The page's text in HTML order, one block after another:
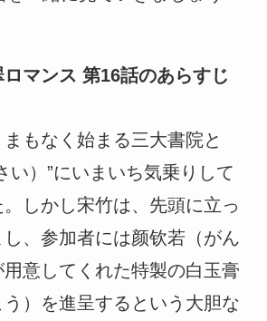
マンス 第16話のあらすじ
もなく始まる三大書院と
い）”にいまいち気乗りして
しかし宋竹は、先頭に立っ
、参加者には颜钦若（がん
用意してくれた特製の白玉膏
う）を進呈するという大胆な